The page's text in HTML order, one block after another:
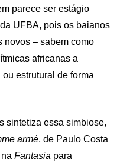
parece ser estágio
UFBA, pois os baianos
novos – sabem como
africanas a
estrutural de forma
sintetiza essa simbiose,
armé, de Paulo Costa
naFantasia para